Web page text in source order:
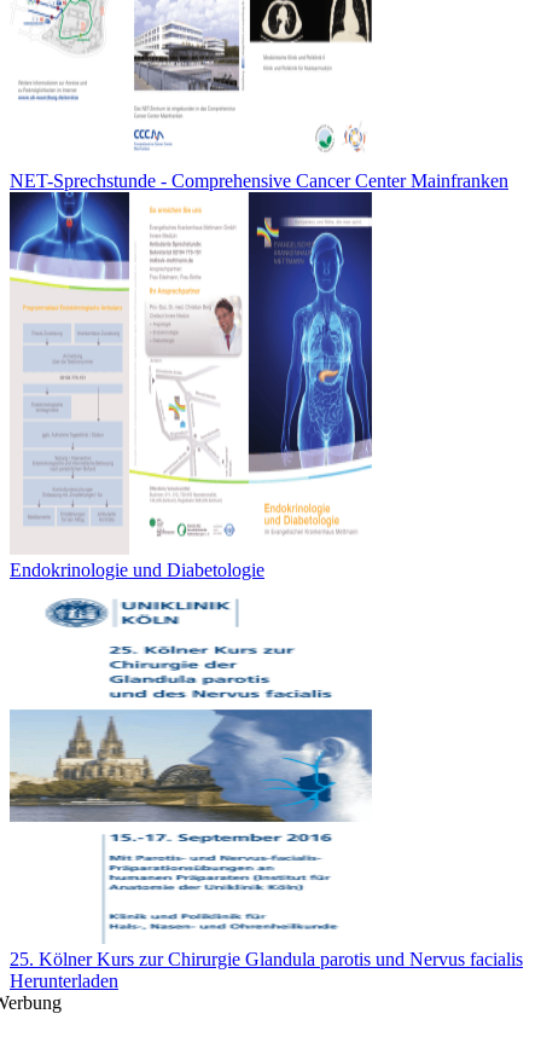
NET-Sprechstunde - Comprehensive Cancer Center Mainfranken
Endokrinologie und Diabetologie
25. Kölner Kurs zur Chirurgie Glandula parotis und Nervus facialis
Herunterladen